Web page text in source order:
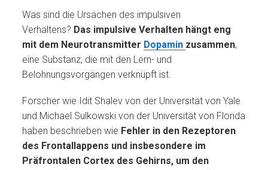
Was sind die Ursachen des impulsiven
Verhaltens? Das impulsive Verhalten hängt eng
mit dem Neurotransmitter Dopamin zusammen,
eine Substanz, die mit den Lern- und
Belohnungsvorgängen verknüpft ist.
Forscher wie Idit Shalev von der Universität von Yale
und Michael Sulkowski von der Universität von Florida
haben beschrieben wie Fehler in den Rezeptoren
des Frontallappens und insbesondere im
Präfrontalen Cortex des Gehirns, um den